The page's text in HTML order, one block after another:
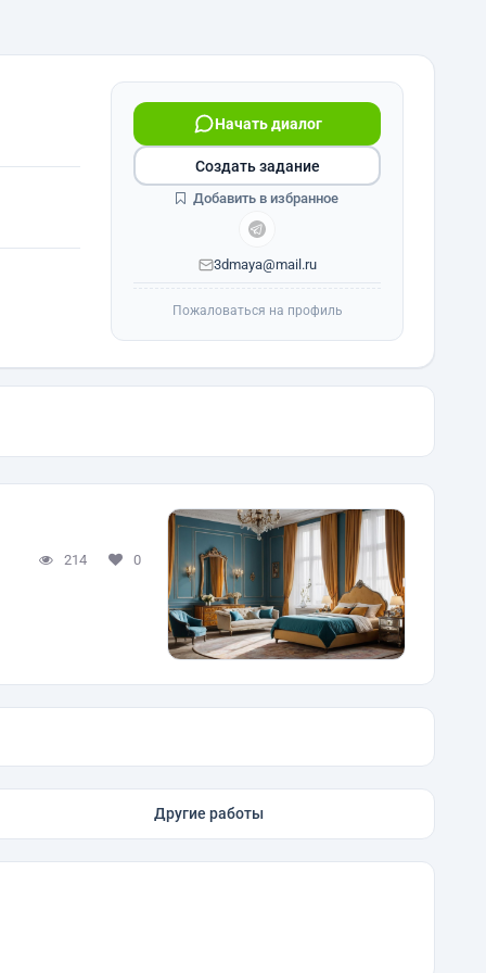
Начать диалог
3dmaya@mail.ru
Создать задание
Добавить в избранное
Пожаловаться на профиль
214 0
Другие работы